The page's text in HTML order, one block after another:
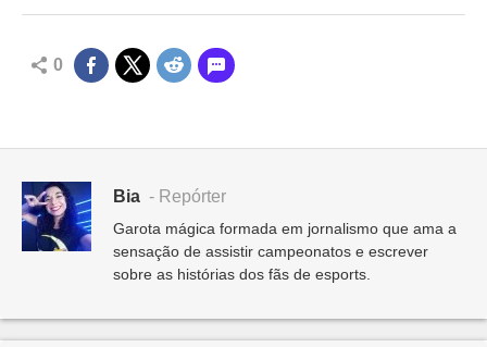
0
Bia - Repórter
Garota mágica formada em jornalismo que ama a
sensação de assistir campeonatos e escrever
sobre as histórias dos fãs de esports.